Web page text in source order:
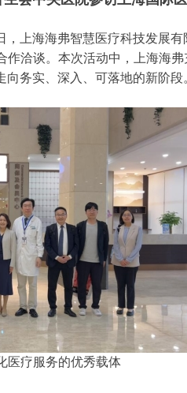
上海海弗智慧医疗科技发展
洽谈。本次活动中，上海海
务实、深入、可落地的新阶段
医疗服务的优秀载体